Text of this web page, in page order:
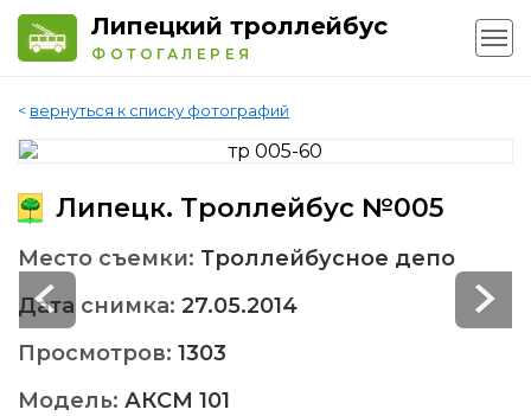
Липецкий троллейбус
ФОТОГАЛЕРЕЯ
< вернуться к списку фотографий
Липецк. Троллейбус №005
Место съемки: Троллейбусное депо
Дата снимка: 27.05.2014
Просмотров: 1303
Модель: АКСМ 101